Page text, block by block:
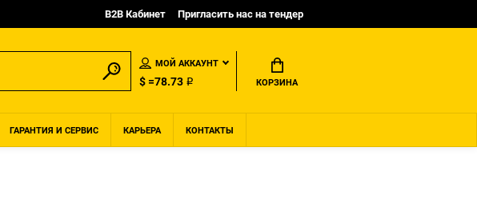
B2B Кабинет Пригласить нас на тендер
МОЙ АККАУНТ
$ =78.73 ₽ КОРЗИНА
ГАРАНТИЯ И СЕРВИС КАРЬЕРА КОНТАКТЫ